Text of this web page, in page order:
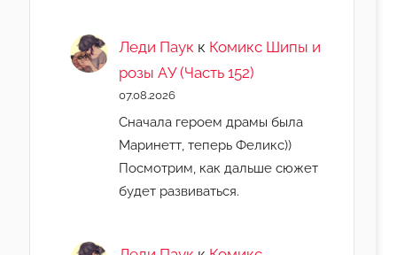
Леди Паук к Комикс Шипы и
розы АУ (Часть 152)
07.08.2026
Сначала героем драмы была
Маринетт, теперь Феликс))
Посмотрим, как дальше сюжет
будет развиваться.